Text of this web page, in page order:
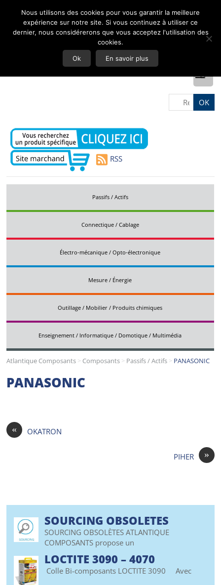
RSS
Passifs / Actifs
Connectique / Cablage
Électro-mécanique / Opto-électronique
Mesure / Énergie
Outillage / Mobilier / Produits chimiques
Enseignement / Informatique / Domotique / Multimédia
Atlantique Composants > Composants > Passifs / Actifs > PANASONIC
PANASONIC
« OKATRON
»
PIHER
SOURCING OBSOLETES
SOURCING OBSOLÈTES ATLANTIQUE
COMPOSANTS propose un
LOCTITE 3090 – 4070
Colle Bi-composants LOCTITE 3090 Avec
Nous utilisons des cookies pour vous garantir la meilleure
expérience sur notre site. Si vous continuez à utiliser ce
dernier, nous considérerons que vous acceptez l'utilisation des
cookies.
Ok En savoir plus